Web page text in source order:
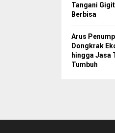
Tangani
Berbisa
Arus
Dongkrak
hingga Jasa
Tumbuh